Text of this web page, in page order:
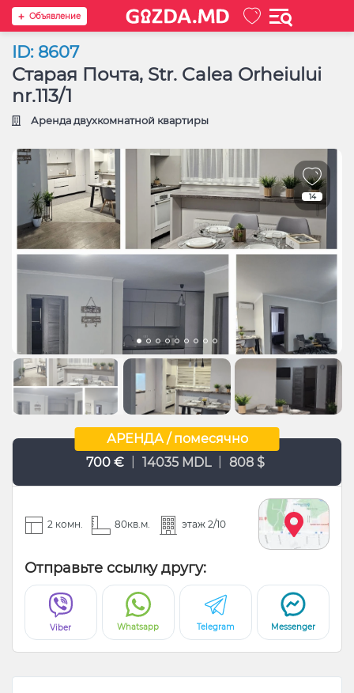
Oбъявление
ID: 8607
Старая Почта, Str. Calea Orheiului
nr.113/1
Аренда двухкомнатной квартиры
14
АРЕНДА / помесячно
700 €
14035 MDL 808 $
2 комн. 80кв.м. этаж 2/10
Отправьте ссылку другу:
Viber Whatsapp Telegram Messenger